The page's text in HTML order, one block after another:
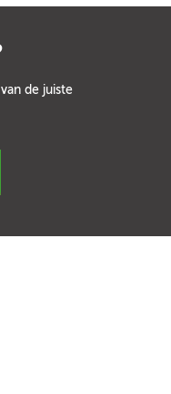
de juiste